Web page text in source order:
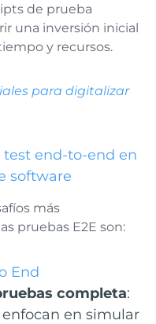
de prueba
una inversión inicial
y recursos.
para digitalizar
test end-to-end en
software
más
pruebas E2E son:
End
completa:
enfocan en simular